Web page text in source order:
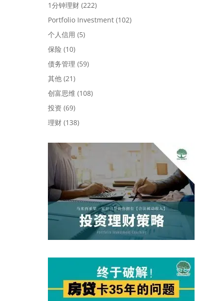
1分钟理财 (222)
Portfolio Investment (102)
个人信用 (5)
保险 (10)
债务管理 (59)
其他 (21)
创富思维 (108)
投资 (69)
理财 (138)